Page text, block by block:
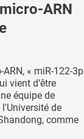
ARN
ARN, « miR-122-3p
vient d’être
équipe de
de
comme